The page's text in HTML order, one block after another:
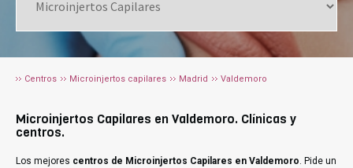
Centros Microinjertos capilares Madrid Valdemoro
Microinjertos Capilares en Valdemoro. Clínicas y
centros.
Los mejores centros de Microinjertos Capilares en Valdemoro. Pide un